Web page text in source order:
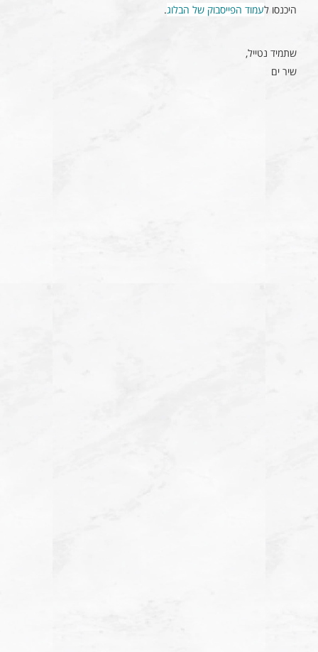
היכנסו לעמוד הפייסבוק של הבלוג.
שתמיד נטייל,
שיר ים